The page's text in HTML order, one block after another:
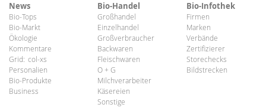
News
Bio-Tops
Bio-Markt
Ökologie
Kommentare
Grid: col-xs
Personalien
Bio-Produkte
Business
Bio-Handel
Großhandel
Einzelhandel
Großverbraucher
Backwaren
Fleischwaren
O + G
Milchverarbeiter
Käsereien
Sonstige
Bio-Infothek
Firmen
Marken
Verbände
Zertifizierer
Storechecks
Bildstrecken